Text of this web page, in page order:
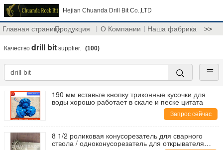
Hejian Chuanda Drill Bit Co.,LTD
Главная страницаПродукция О Компании Наша фабрика >>
Качество drill bit supplier. (100)
190 мм вставьте кнопку триконные кусочки для
воды хорошо работает в скале и песке цитата
Запрос сейчас
8 1/2 роликовая конусорезатель для сварного
ствола / одноконусорезатель для открывателя